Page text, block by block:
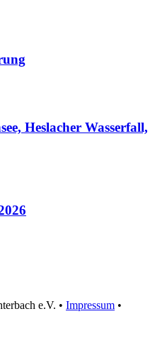
Heslacher Wasserfall,
e.V. • Impressum •